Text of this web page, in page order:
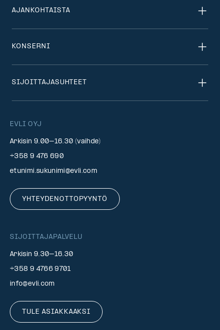
EVLI OYJ
Arkisin 9.00–16.30 (vaihde)
+358 9 476 690
etunimi.sukunimi@evli.com
YHTEYDENOTTOPYYNTÖ
SIJOITTAJAPALVELU
Arkisin 9.30–16.30
+358 9 4766 9701
info@evli.com
TULE ASIAKKAAKSI
AJANKOHTAISTA
KONSERNI
SIJOITTAJASUHTEET